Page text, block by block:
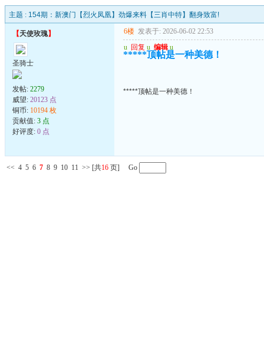
主题 : 154期：新澳门【烈火凤凰】劲爆来料【三肖中特】翻身致富!
【天使玫瑰】
圣骑士
发帖: 2279
威望: 20123 点
铜币: 10194 枚
贡献值: 3 点
好评度: 0 点
6楼 发表于: 2026-06-02 22:53
u 回复 u 编辑 u
*****顶帖是一种美德！
*****顶帖是一种美德！
<< 4 5 6 7 8 9 10 11 >> [共16 页] Go